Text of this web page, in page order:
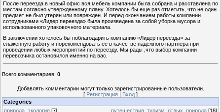
После переезда в новый офис вся мебель компании была собрана и расставлена по
местам согласно утвержденному плану. Хотелось бы еще раз отметить, что не один
предмет не был утерян или поврежден. И перед окончанием работы компании ,
сотрудниками «Лидер переезда» была произведена за собой уборка мусора и
использованного упаковочного материала.
В заключении хотелось бы поблагодарить компанию «Лидер переезда» за
слаженную работу и порекомендовать её в качестве надежного партнера при
проведении любых мероприятий по переезду. Мы рады ,что выбор компании
перевозчика остановился именно на вас.
Всего комментариев: 0
Добавлять комментарии могут только зарегистрированные пользователи.
[ Регистрация | Вход ]
Categories
природа, экология [7] путешествия, туризм, отдых, природа [18]